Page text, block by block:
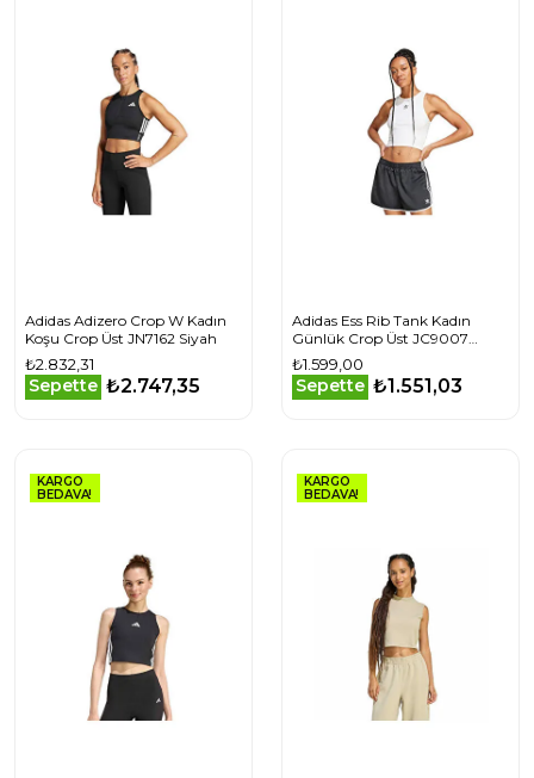
Adidas Adizero Crop W Kadın
Koşu Crop Üst JN7162 Siyah
₺2.832,31
Sepette ₺2.747,35
Adidas Ess Rib Tank Kadın
Günlük Crop Üst JC9007
Beyaz
₺1.599,00
Sepette ₺1.551,03
KARGO
BEDAVA!
KARGO
BEDAVA!